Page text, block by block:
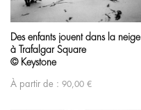
Des enfants jouent dans la neige
à Trafalgar Square
© Keystone
À partir de : 90,00 €